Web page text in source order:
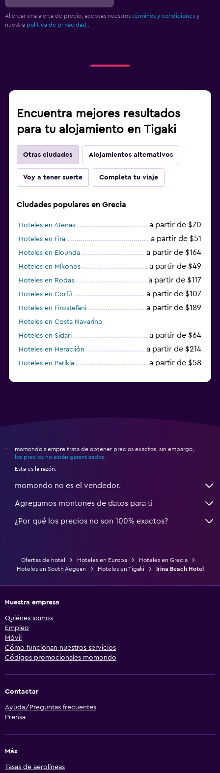
Al crear una alerta de precio, aceptas nuestros términos y condiciones y
nuestra política de privacidad.
Encuentra mejores resultados
para tu alojamiento en Tigaki
Otras ciudades Alojamientos alternativos
Voy a tener suerte Completa tu viaje
Ciudades populares en Grecia
Hoteles en Atenas a partir de $70
Hoteles en Fira a partir de $51
Hoteles en Elounda a partir de $164
Hoteles en Míkonos a partir de $49
Hoteles en Rodas a partir de $117
Hoteles en Corfú a partir de $107
Hoteles en Firostefani a partir de $189
Hoteles en Costa Navarino
Hoteles en Sidari
a partir de $64
Hoteles en Heraclión a partir de $214
Hoteles en Parikia a partir de $58
*
momondo siempre trata de obtener precios exactos, sin embargo,
los precios no están garantizados
Esta es la razón:
momondo no es el vendedor.
Agregamos montones de datos para ti
¿Por qué los precios no son 100% exactos?
Ofertas de hotel Hoteles en Europa
Hoteles en Grecia
Hoteles en South Aegean
Hoteles en Tigaki Irina Beach Hotel
Nuestra empresa
Quiénes somos
Empleo
Móvil
Cómo funcionan nuestros servicios
Códigos promocionales momondo
Contactar
Ayuda/Preguntas frecuentes
Prensa
Más
Tasas de aerolíneas